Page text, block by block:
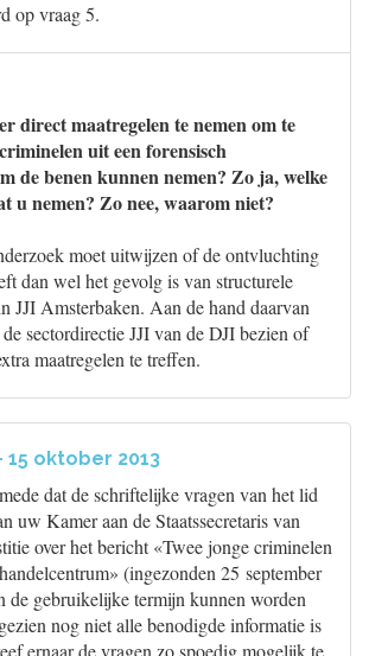
op vraag 5.
direct maatregelen te nemen om te
uit een forensisch
de benen kunnen nemen? Zo ja, welke
u nemen? Zo nee, waarom niet?
moet uitwijzen of de ontvluchting
dan wel het gevolg is van structurele
JJI Amsterbaken. Aan de hand daarvan
sectordirectie JJI van de DJI bezien of
maatregelen te treffen.
oktober 2013
dat de schriftelijke vragen van het lid
uw Kamer aan de Staatssecretaris van
over het bericht «Twee jonge criminelen
(ingezonden 25 september
de gebruikelijke termijn kunnen worden
nog niet alle benodigde informatie is
ernaar de vragen zo spoedig mogelijk te